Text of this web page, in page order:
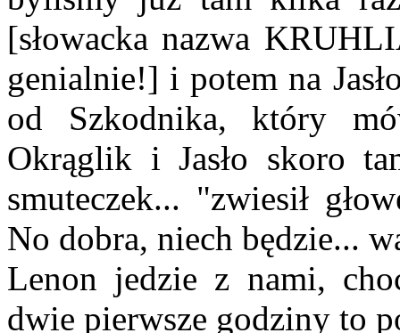
[słowacka nazwa
genialnie!] i potem na
od Szkodnika, który
Okrąglik i Jasło skoro
smuteczek... "zwiesił
No dobra, niech będzie...
Lenon jedzie z nami,
dwie pierwsze godziny to